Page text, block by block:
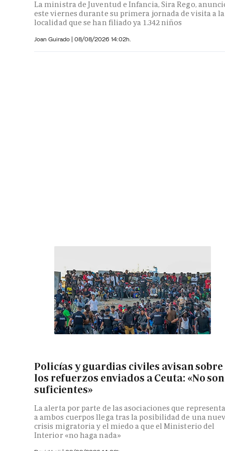
La ministra de Juventud e Infancia, Sira Rego,
este viernes durante su primera jornada de visita a la
localidad que se han filiado ya 1.342 niños
Joan Guirado | 08/08/2026 14:02h.
Policías y guardias civiles avisan sobre
los refuerzos enviados a Ceuta: «No son
suficientes»
La alerta por parte de las asociaciones que
a ambos cuerpos llega tras la posibilidad de una
crisis migratoria y el miedo a que el Ministerio del
Interior «no haga nada»